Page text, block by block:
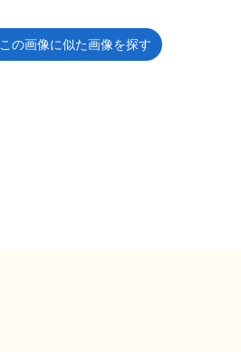
この画像に似た画像を探す